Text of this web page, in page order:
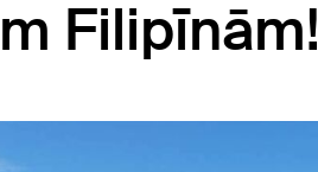
Filipīnām!